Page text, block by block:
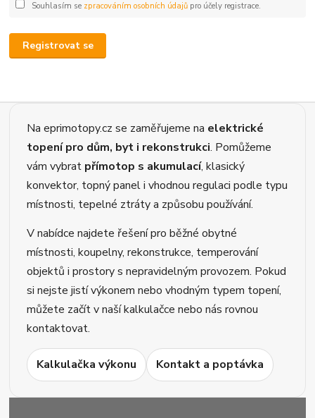
Souhlasím se zpracováním osobních údajůpro účely registrace.
Registrovat se
Na eprimotopy.cz se zaměřujeme na elektrické
topení pro dům, byt i rekonstrukci. Pomůžeme
vám vybrat přímotop s akumulací, klasický
konvektor, topný panel i vhodnou regulaci podle typu
místnosti, tepelné ztráty a způsobu používání.
V nabídce najdete řešení pro běžné obytné
místnosti, koupelny, rekonstrukce, temperování
objektů i prostory s nepravidelným provozem. Pokud
si nejste jistí výkonem nebo vhodným typem topení,
můžete začít v naší kalkulačce nebo nás rovnou
kontaktovat.
Kalkulačka výkonu Kontakt a poptávka